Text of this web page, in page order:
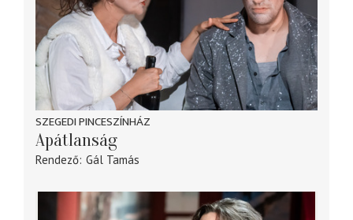
SZEGEDI PINCESZÍNHÁZ
Apátlanság
Rendező Gál Tamás